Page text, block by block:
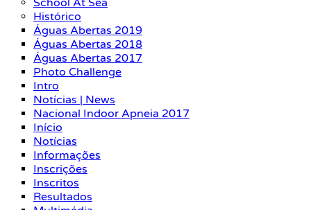
School At Sea
Histórico
Águas Abertas 2019
Águas Abertas 2018
Águas Abertas 2017
Photo Challenge
Intro
Notícias | News
Nacional Indoor Apneia 2017
Início
Notícias
Informações
Inscrições
Inscritos
Resultados